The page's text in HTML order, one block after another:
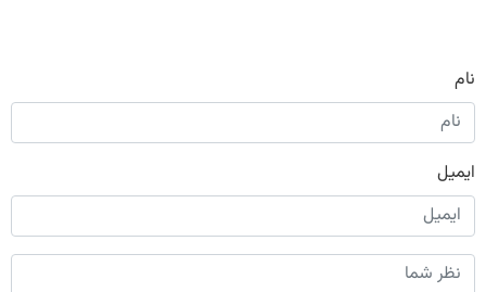
نام
ایمیل